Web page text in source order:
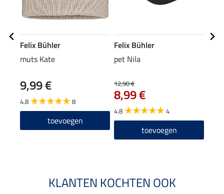
Felix Bühler
muts Kate
9,99 €
4.8 8
toevoegen
Felix Bühler
pet Nila
12,90 €
8,99 €
4.8 4
toevoegen
KLANTEN KOCHTEN OOK